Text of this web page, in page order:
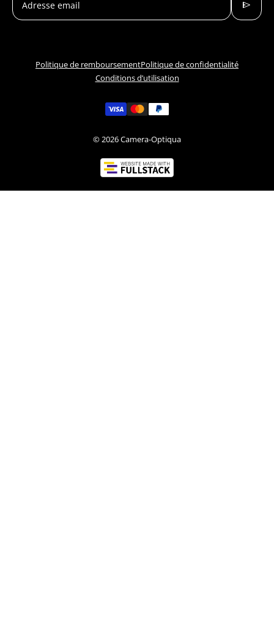
Adresse email send
Politique de remboursementPolitique de confidentialité
Conditions d’utilisation
© 2026Camera-Optiqua